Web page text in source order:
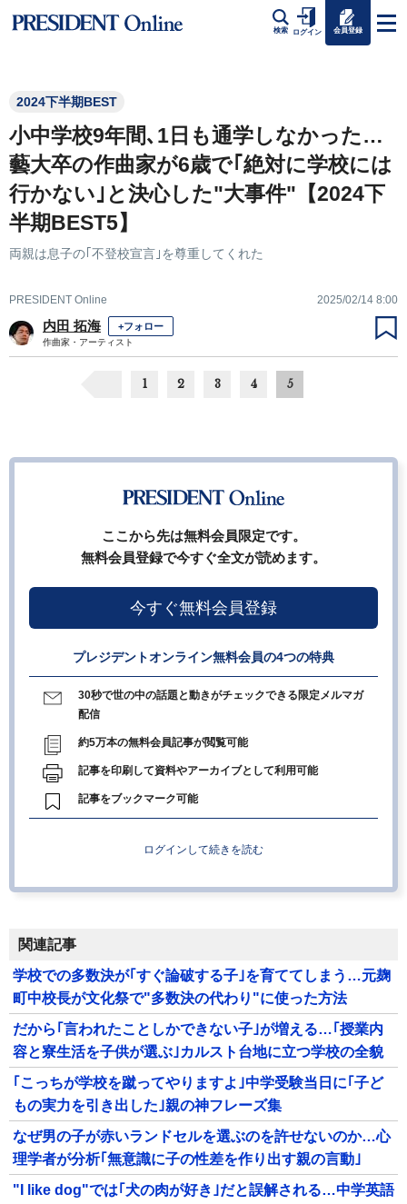
検索 ログイン 会員登録
2024下半期BEST
小中学校9年間､1日も通学しなかった…
藝大卒の作曲家が6歳で｢絶対に学校には
行かない｣と決心した"大事件"【2024下
半期BEST5】
両親は息子の｢不登校宣言｣を尊重してくれた
PRESIDENT Online 2025/02/14 8:00
内田 拓海 +フォロー
作曲家・アーティスト
1 2 3 4 5
ここから先は無料会員限定です。
無料会員登録で今すぐ全文が読めます。
今すぐ無料会員登録
プレジデントオンライン無料会員の4つの特典
30秒で世の中の話題と動きがチェックできる限定メルマガ
配信
約5万本の無料会員記事が閲覧可能
記事を印刷して資料やアーカイブとして利用可能
記事をブックマーク可能
ログインして続きを読む
関連記事
学校での多数決が｢すぐ論破する子｣を育ててしまう…元麹
町中校長が文化祭で"多数決の代わり"に使った方法
だから｢言われたことしかできない子｣が増える…｢授業内
容と寮生活を子供が選ぶ｣カルスト台地に立つ学校の全貌
｢こっちが学校を蹴ってやりますよ｣中学受験当日に｢子ど
もの実力を引き出した｣親の神フレーズ集
なぜ男の子が赤いランドセルを選ぶのを許せないのか…心
理学者が分析｢無意識に子の性差を作り出す親の言動｣
"I like dog"では｢犬の肉が好き｣だと誤解される…中学英語